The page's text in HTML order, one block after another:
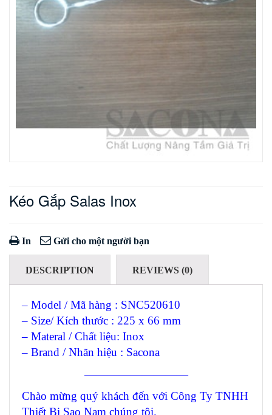
Kéo Gắp Salas Inox
In Gửi cho một người bạn
DESCRIPTION REVIEWS (0)
– Model / Mã hàng : SNC520610
– Size/ Kích thước : 225 x 66 mm
– Materal / Chất liệu: Inox
– Brand / Nhãn hiệu : Sacona
—————————
Chào mừng quý khách đến với Công Ty TNHH
Thiết Bị Sao Nam chúng tôi.